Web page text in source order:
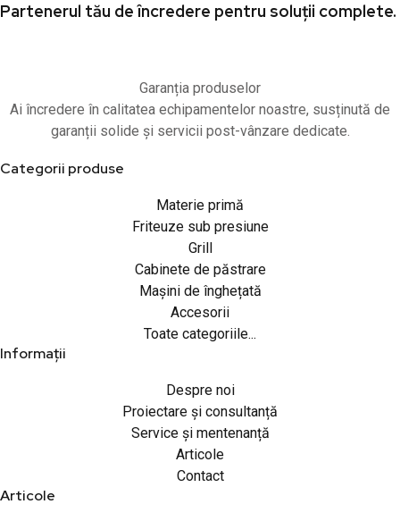
Partenerul tău de încredere pentru soluții complete.
Garanția produselor
Ai încredere în calitatea echipamentelor noastre, susținută de
garanții solide și servicii post-vânzare dedicate.
Categorii produse
Materie primă
Friteuze sub presiune
Grill
Cabinete de păstrare
Mașini de înghețată
Accesorii
Toate categoriile...
Informații
Despre noi
Proiectare și consultanță
Service și mentenanță
Articole
Contact
Articole